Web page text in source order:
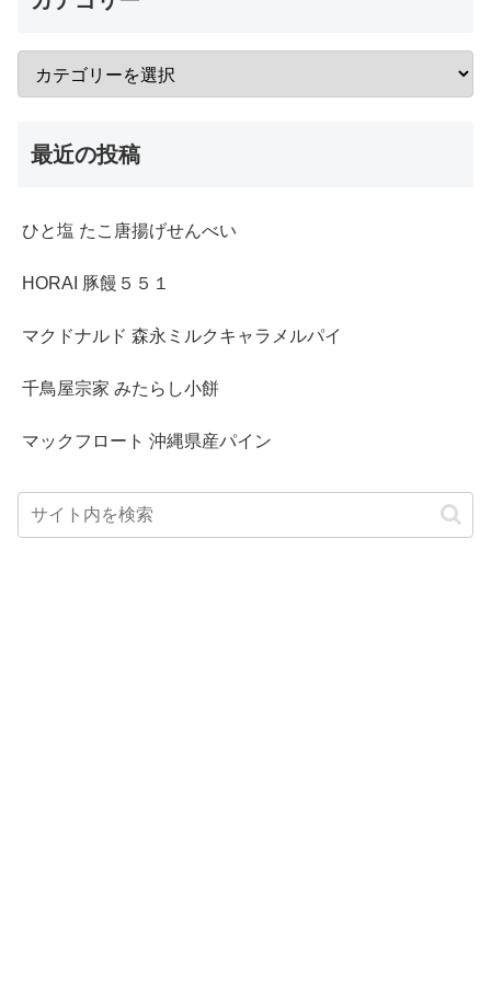
最近の投稿
ひと塩 たこ唐揚げせんべい
HORAI 豚饅５５１
マクドナルド 森永ミルクキャラメルパイ
千鳥屋宗家 みたらし小餅
マックフロート 沖縄県産パイン